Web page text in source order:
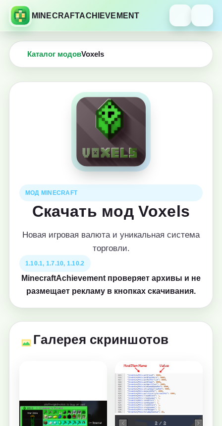
MINECRAFTACHIEVEMENT
Каталог модовVoxels
МОД MINECRAFT
Скачать мод Voxels
Новая игровая валюта и уникальная система
торговли.
1.10.1, 1.7.10, 1.10.2
MinecraftAchievement проверяет архивы и не
размещает рекламу в кнопках скачивания.
Галерея скриншотов